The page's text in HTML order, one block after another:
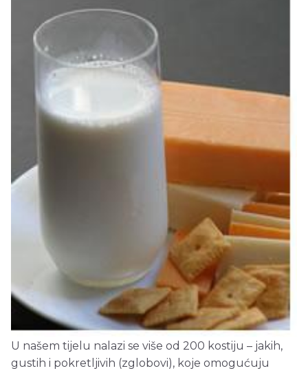
U našem tijelu nalazi se više od 200 kostiju – jakih,
gustih i pokretljivih (zglobovi), koje omogućuju